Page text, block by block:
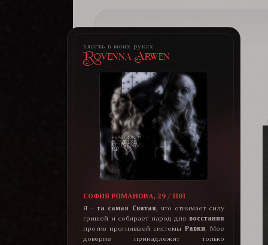
власть в моих руках
Rovenna Arwen
СОФИЯ РОМАНОВА, 29 / 1101
Я –та самая Святая , что отнимает силу
гришей и собирает народ для восстания
против прогнившей системы Равки. Мое
доверие принадлежит только